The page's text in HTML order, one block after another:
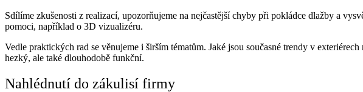
Sdílíme zkušenosti z realizací, upozorňujeme na nejčastější chyby při pokládce dlažby a
pomoci, například o 3D vizualizéru.
Vedle praktických rad se věnujeme i širším tématům. Jaké jsou současné trendy v
hezký, ale také dlouhodobě funkční.
Nahlédnutí do zákulisí firmy